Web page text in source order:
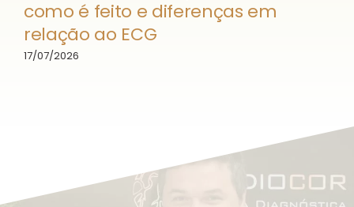
como é feito e diferenças em
relação ao ECG
17/07/2026